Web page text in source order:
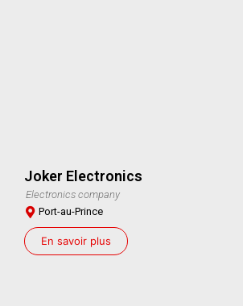
Joker Electronics
Electronics company
Port-au-Prince
En savoir plus